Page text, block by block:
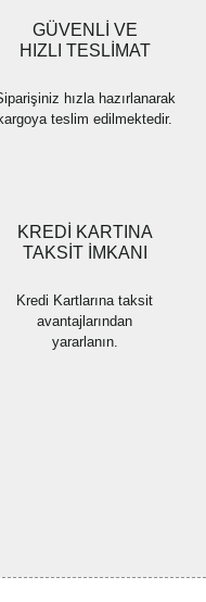
GÜVENLİ VE
HIZLI TESLİMAT
hızla hazırlanarak
kargoya teslim edilmektedir.
KREDİ KARTINA
TAKSİT İMKANI
Kredi Kartlarına taksit
avantajlarından
yararlanın.